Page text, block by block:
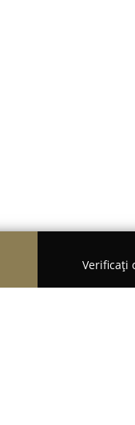
Verificați